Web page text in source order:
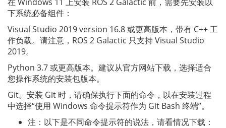
下系统必备组件：
Visual Studio 2019 version 16.8 或更高版本，带有 C++ 工
作负载。请注意，ROS 2 Galactic 只支持 Visual Studio
2019。
Python 3.7 或更高版本。建议从官方网站下载，选择适合
您操作系统的安装包版本。
Git。安装 Git 时，请确保执行下面的命令，以在安装过程
中选择“使用 Windows 命令提示符作为 Git Bash 终端”。
注：以下是不同命令提示符的说法，请看情况下载：